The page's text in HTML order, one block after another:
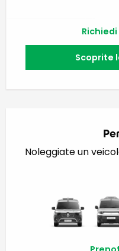
Scoprite
Noleggiate un